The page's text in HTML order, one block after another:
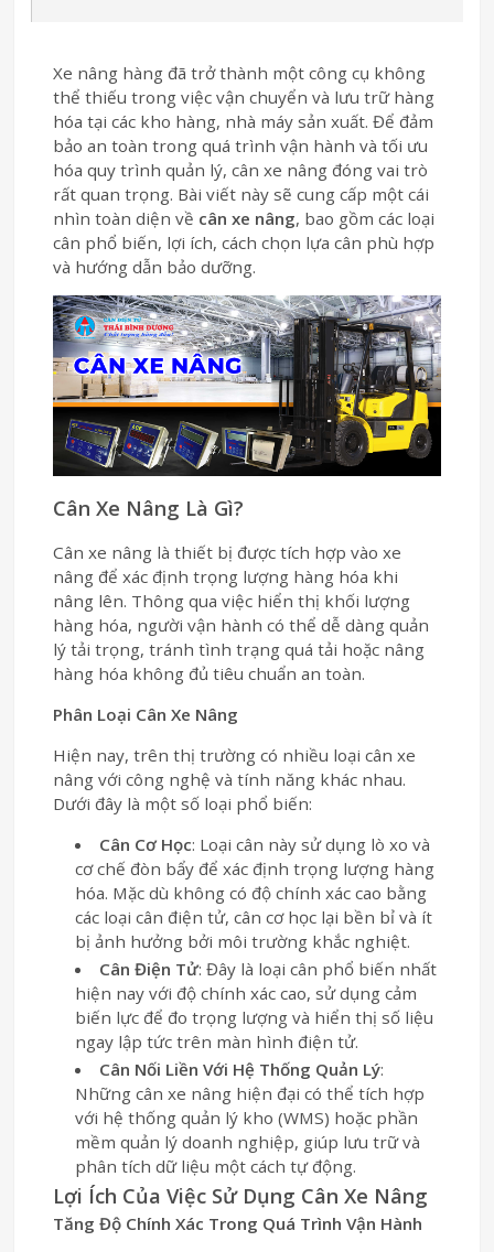
Xe nâng hàng đã trở thành một công cụ không
thể thiếu trong việc vận chuyển và lưu trữ hàng
hóa tại các kho hàng, nhà máy sản xuất. Để đảm
bảo an toàn trong quá trình vận hành và tối ưu
hóa quy trình quản lý, cân xe nâng đóng vai trò
rất quan trọng. Bài viết này sẽ cung cấp một cái
nhìn toàn diện về cân xe nâng, bao gồm các loại
cân phổ biến, lợi ích, cách chọn lựa cân phù hợp
và hướng dẫn bảo dưỡng.
Cân Xe Nâng Là Gì?
Cân xe nâng là thiết bị được tích hợp vào xe
nâng để xác định trọng lượng hàng hóa khi
nâng lên. Thông qua việc hiển thị khối lượng
hàng hóa, người vận hành có thể dễ dàng quản
lý tải trọng, tránh tình trạng quá tải hoặc nâng
hàng hóa không đủ tiêu chuẩn an toàn.
Phân Loại Cân Xe Nâng
Hiện nay, trên thị trường có nhiều loại cân xe
nâng với công nghệ và tính năng khác nhau.
Dưới đây là một số loại phổ biến:
Cân Cơ Học: Loại cân này sử dụng lò xo và
cơ chế đòn bẩy để xác định trọng lượng hàng
hóa. Mặc dù không có độ chính xác cao bằng
các loại cân điện tử, cân cơ học lại bền bỉ và ít
bị ảnh hưởng bởi môi trường khắc nghiệt.
Cân Điện Tử: Đây là loại cân phổ biến nhất
hiện nay với độ chính xác cao, sử dụng cảm
biến lực để đo trọng lượng và hiển thị số liệu
ngay lập tức trên màn hình điện tử.
Cân Nối Liền Với Hệ Thống Quản Lý:
Những cân xe nâng hiện đại có thể tích hợp
với hệ thống quản lý kho (WMS) hoặc phần
mềm quản lý doanh nghiệp, giúp lưu trữ và
phân tích dữ liệu một cách tự động.
Lợi Ích Của Việc Sử Dụng Cân Xe Nâng
Tăng Độ Chính Xác Trong Quá Trình Vận Hành